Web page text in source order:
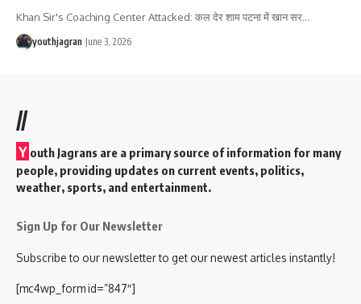
Khan Sir's Coaching Center Attacked: कल देर शाम पटना में खान सर…
youthjagran June 3, 2026
//
Y outh Jagrans are a primary source of information for many
people, providing updates on current events, politics,
weather, sports, and entertainment.
Sign Up for Our Newsletter
Subscribe to our newsletter to get our newest articles instantly!
[mc4wp_form id=”847″]